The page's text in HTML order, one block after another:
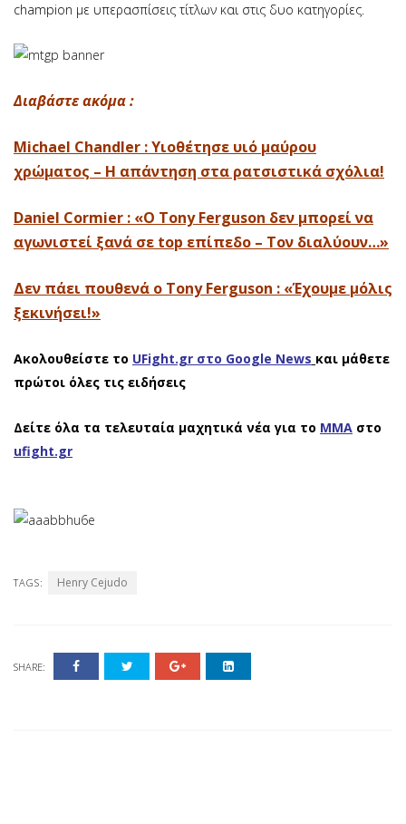
champion με υπερασπίσεις τίτλων και στις δυο κατηγορίες.
Διαβάστε ακόμα :
Michael Chandler : Υιοθέτησε υιό μαύρου
χρώματος – Η απάντηση στα ρατσιστικά σχόλια!
Daniel Cormier : «Ο Tony Ferguson δεν μπορεί να
αγωνιστεί ξανά σε top επίπεδο – Τον διαλύουν…»
Δεν πάει πουθενά ο Tony Ferguson : «Έχουμε μόλις
ξεκινήσει!»
Ακολουθείστε το UFight.gr στο Google News και μάθετε
πρώτοι όλες τις ειδήσεις
Δείτε όλα τα τελευταία μαχητικά νέα για το ΜΜΑ στο
ufight.gr
TAGS: Henry Cejudo
SHARE: